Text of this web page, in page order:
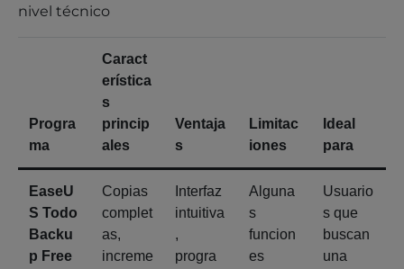
nivel técnico
Progra
ma
Caract
erística
s
princip
ales
Ventaja
s
Limitac
iones
Ideal
para
EaseU
S Todo
Backu
p Free
Copias
complet
as,
increme
Interfaz
intuitiva
,
progra
Alguna
s
funcion
es
Usuario
s que
buscan
una